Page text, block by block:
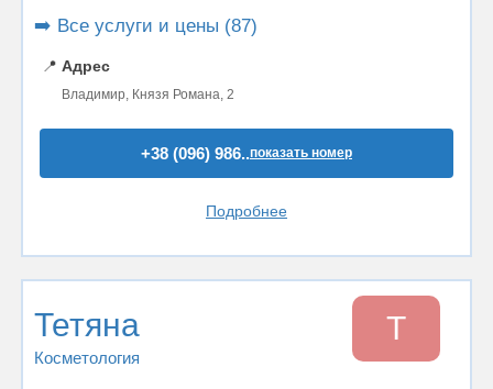
➡️ Все услуги и цены (87)
📍 Адрес
Владимир, Князя Романа, 2
+38 (096) 986..показать номер
Подробнее
Тетяна
Косметология
Т